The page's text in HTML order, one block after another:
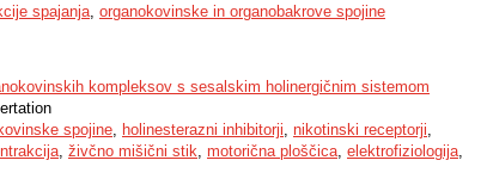
spajanja, organokovinske in organobakrove spojine
kompleksov s sesalskim holinergičnim sistemom
spojine, holinesterazni inhibitorji, nikotinski receptorji,
, živčno mišični stik, motorična ploščica, elektrofiziologija,